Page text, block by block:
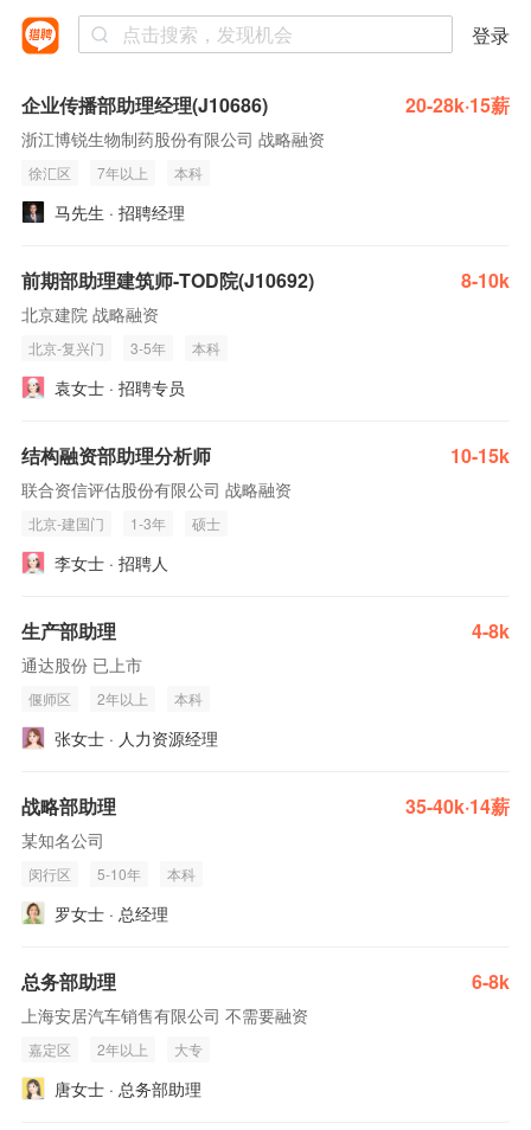
登录
企业传播部助理经理(J10686) 20-28k·15薪
浙江博锐生物制药股份有限公司 战略融资
徐汇区 7年以上 本科
马先生 · 招聘经理
前期部助理建筑师-TOD院(J10692) 8-10k
北京建院 战略融资
北京-复兴门 3-5年 本科
袁女士 · 招聘专员
结构融资部助理分析师 10-15k
联合资信评估股份有限公司 战略融资
北京-建国门 1-3年 硕士
李女士 · 招聘人
生产部助理 4-8k
通达股份 已上市
偃师区 2年以上 本科
张女士 · 人力资源经理
战略部助理 35-40k·14薪
某知名公司
闵行区 5-10年 本科
罗女士 · 总经理
总务部助理 6-8k
上海安居汽车销售有限公司 不需要融资
嘉定区 2年以上 大专
唐女士 · 总务部助理